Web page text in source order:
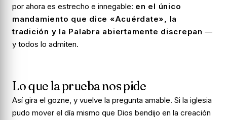
por ahora es estrecho e innegable: en el único
mandamiento que dice «Acuérdate», la
tradición y la Palabra abiertamente discrepan —
y todos lo admiten.
Lo que la prueba nos pide
Así gira el gozne, y vuelve la pregunta amable. Si la iglesia
pudo mover el día mismo que Dios bendijo en la creación